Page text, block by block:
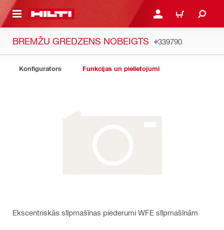
SATURU PIESLĒGTIES VAI
IEPIRKŠANĀS
BREMŽU GREDZENS NOBEIGTS #339790
Konfigurators Funkcijas un pielietojumi
Ekscentriskās slīpmašīnas piederumi WFE slīpmašīnām